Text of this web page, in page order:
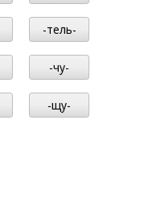
-тель-
-чу-
-щу-